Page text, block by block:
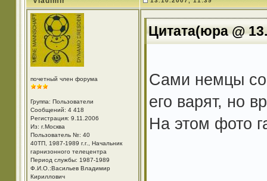
почетный член форума
Группа: Пользователи
Сообщений: 4 418
Регистрация: 9.11.2006
Из: г.Москва
Пользователь №: 40
40ТП, 1987-1989 г.г., Начальник
гарнизонного телецентра
Период службы: 1987-1989
Ф.И.О.:Васильев Владимир
Кириллович
Цитата(юра @
Сами немцы
его варят, но
На этом фото